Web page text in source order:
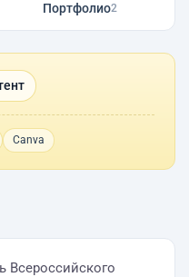
Портфолио2
Canva
Всероссийского